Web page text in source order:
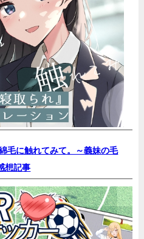
毛に触れてみて。～義妹の毛
想記事